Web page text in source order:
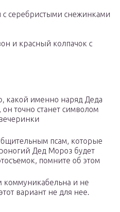
серебристыми снежинками
и красный колпачок с
какой именно наряд Деда
точно станет символом
псам, которые
Дед Мороз будет
помните об этом
коммуникабельна и не
вариант не для нее.